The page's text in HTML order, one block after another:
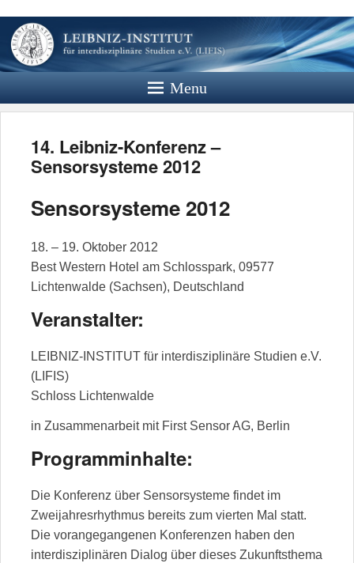
Leibniz
Institut
Website des Leibniz Instituts für
Interdisziplinäre Studien e.V.
Menu
14. Leibniz-Konferenz –
Sensorsysteme 2012
Sensorsysteme 2012
18. – 19. Oktober 2012
Best Western Hotel am Schlosspark, 09577
Lichtenwalde (Sachsen), Deutschland
Veranstalter:
LEIBNIZ-INSTITUT für interdisziplinäre Studien e.V.
(LIFIS)
Schloss Lichtenwalde
in Zusammenarbeit mit First Sensor AG, Berlin
Programminhalte:
Die Konferenz über Sensorsysteme findet im
Zweijahresrhythmus bereits zum vierten Mal statt.
Die vorangegangenen Konferenzen haben den
interdisziplinären Dialog über dieses Zukunftsthema